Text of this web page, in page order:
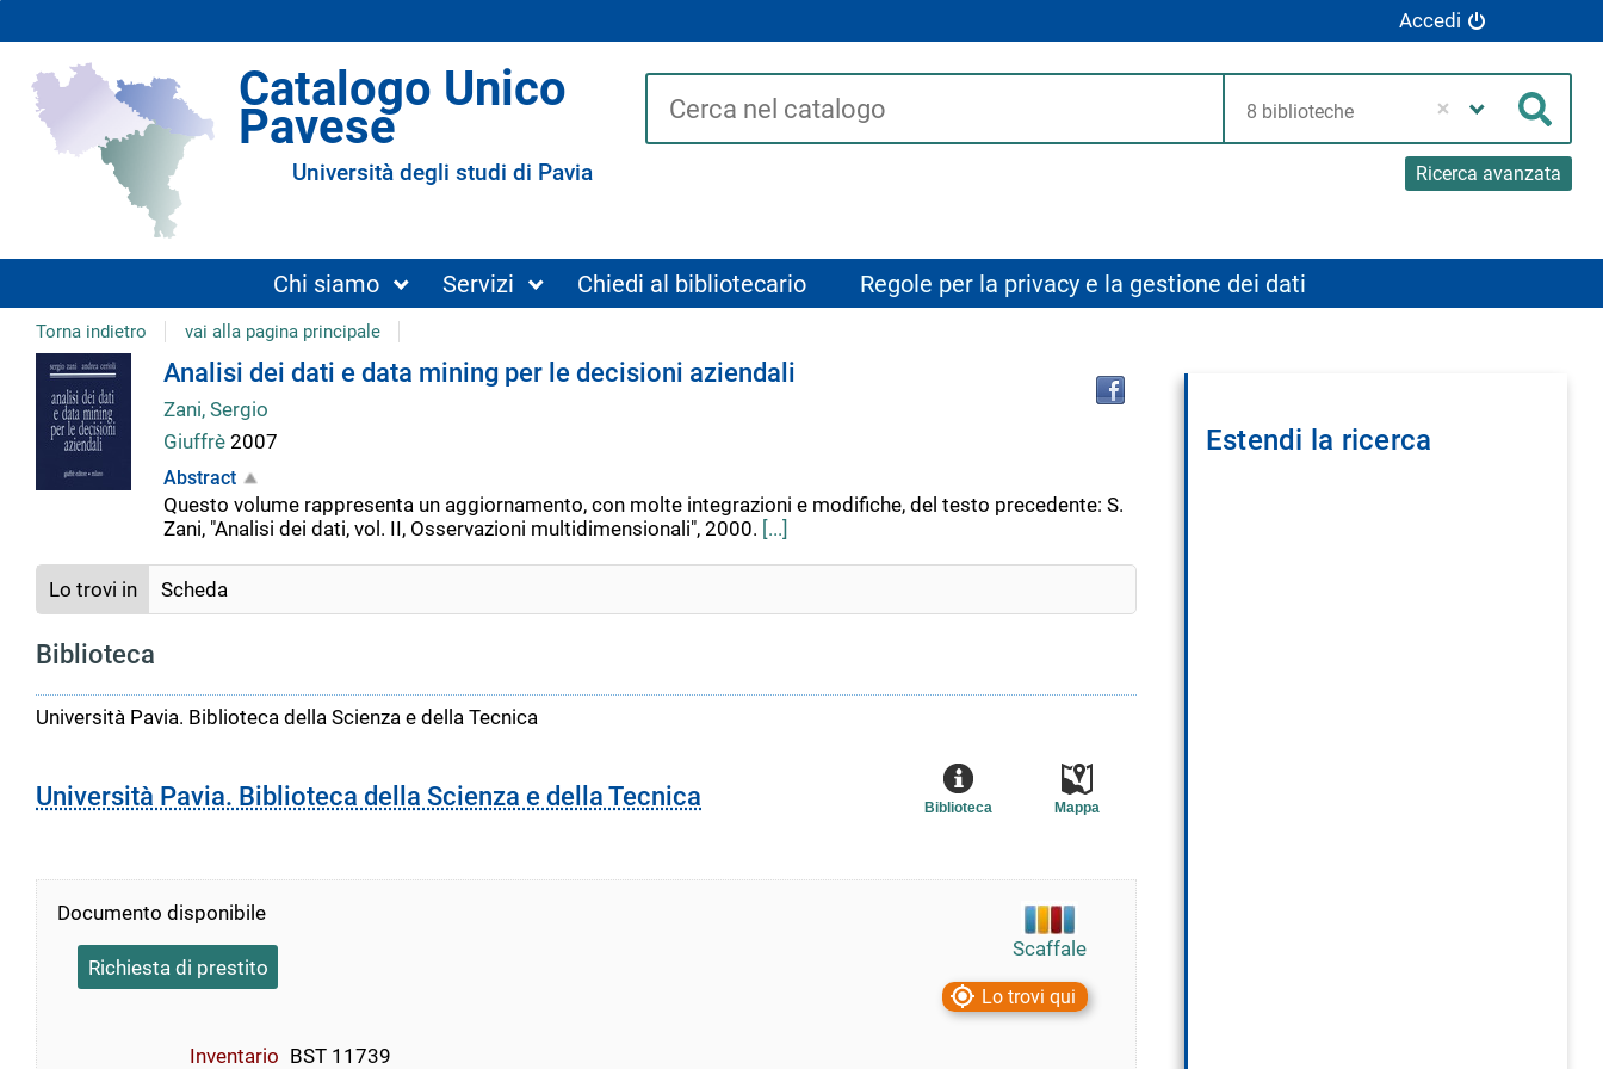
Accedi
Catalogo Unico
Pavese
Università degli studi di Pavia
Cerca su "Catalogo"
Cerca
Ricerca avanzata
Chi siamo Servizi Chiedi al bibliotecario Regole per la privacy e la gestione dei dati
Torna indietro vai alla pagina principale
Dettaglio
del
documento
Analisi dei dati e data mining per le decisioni aziendali
Zani, Sergio
Giuffrè 2007
Abstract
Questo volume rappresenta un aggiornamento, con molte integrazioni e modifiche, del testo precedente: S.
Zani, "Analisi dei dati, vol. II, Osservazioni multidimensionali", 2000. [...]
Lo trovi in Scheda
Biblioteca
Università Pavia. Biblioteca della Scienza e della Tecnica
Università Pavia. Biblioteca della Scienza e della Tecnica Mappa
Biblioteca
Documento disponibile
Richiesta di prestito
Inventario BST 11739
Scaffale
Lo trovi qui
Estendi la ricerca